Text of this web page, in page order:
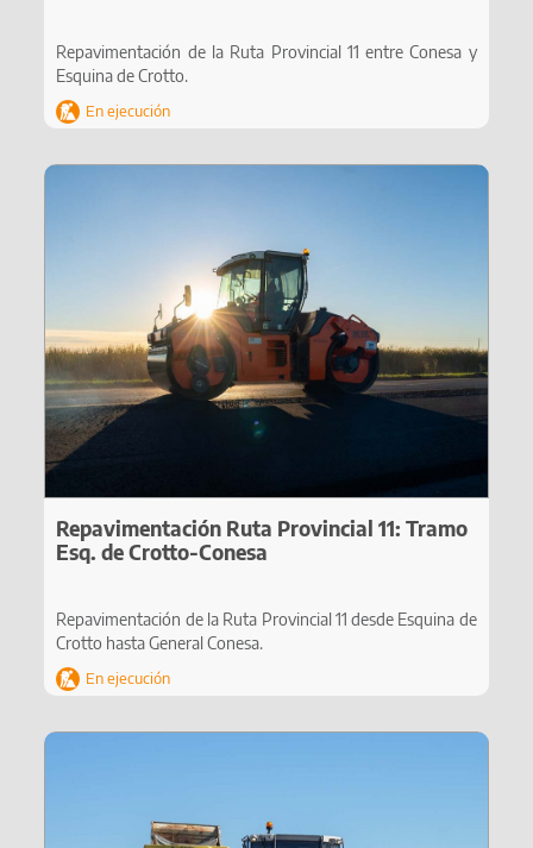
Repavimentación de la Ruta Provincial 11 entre Conesa y
Esquina de Crotto.
En ejecución
Repavimentación Ruta Provincial 11: Tramo
Esq. de Crotto-Conesa
Repavimentación de la Ruta Provincial 11 desde Esquina de
Crotto hasta General Conesa.
En ejecución